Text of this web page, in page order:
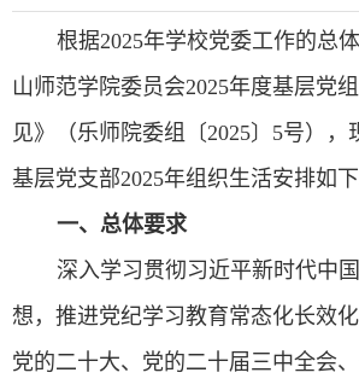
根据2025年学校党委工作的总
山师范学院委员会2025年度基层党
见》（乐师院委组〔2025〕5号），
基层党支部2025年组织生活安排如下
一、总体要求
深入学习贯彻习近平新时代中
想，推进党纪学习教育常态化长效
党的二十大、党的二十届三中全会